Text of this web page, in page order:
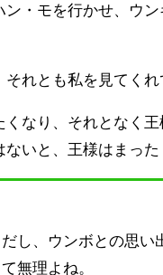
・モを行かせ、ウ
れとも私を見てくれ
くなり、それとなく
いと、王様はまった
し、ウンボとの思い
無理よね。